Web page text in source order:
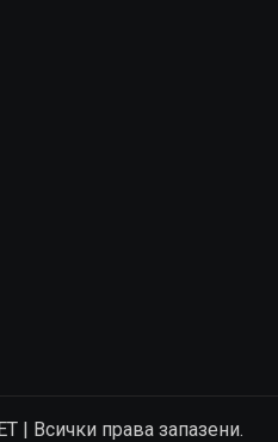
| Всички права запазени.